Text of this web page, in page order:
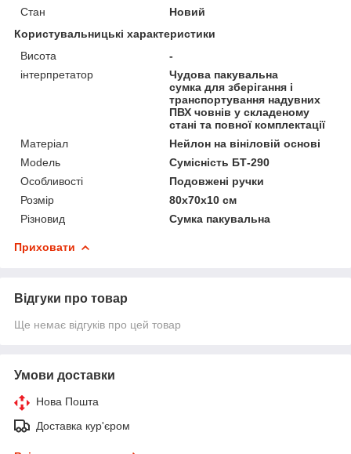
Стан
Новий
Користувальницькі характеристики
Висота
-
інтерпретатор
Чудова пакувальна
сумка для зберігання і
транспортування надувних
ПВХ човнів у складеному
стані та повної комплектації
Матеріал
Нейлон на вініловій основі
Моdель
Сумісність БТ-290
Особливості
Подовжені ручки
Розмір
80х70х10 см
Різновид
Сумка пакувальна
Приховати
Відгуки про товар
Ще немає відгуків про цей товар
Умови доставки
Нова Пошта
Доставка кур'єром